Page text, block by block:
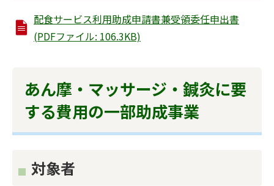
配食サービス利用助成申請書兼受領委任申出書
(PDFファイル: 106.3KB)
あん摩・マッサージ・鍼灸に要
する費用の一部助成事業
対象者